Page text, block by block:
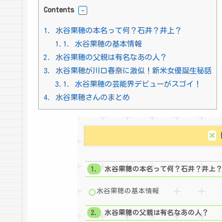
Contents
1.
水谷果穂の本名って何？石井？井上？
1.1.
水谷果穂の基本情報
2.
水谷果穂の父親は有名なあの人？
3.
水谷果穂が川口春奈に激似！新米女優誕生秘話
3.1.
水谷果穂の芸能界デビューがスゴイ！
4.
水谷果穂さんのまとめ
水谷果穂の本名って何？石井？井上？
水谷果穂の基本情報
水谷果穂の父親は有名なあの人？